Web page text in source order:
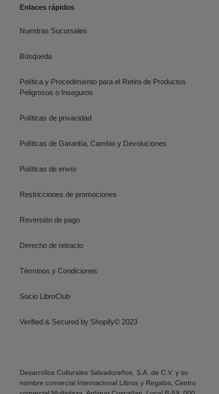
Enlaces rápidos
Nuestras Sucursales
Búsqueda
Política y Procedimiento para el Retiro de Productos
Peligrosos o Inseguros
Políticas de privacidad
Políticas de Garantía, Cambio y Devoluciones
Políticas de envío
Restricciones de promociones
Reversión de pago
Derecho de retracto
Términos y Condiciones
Socio LibroClub
Verified & Secured by Shopify© 2023
Desarrollos Culturales Salvadoreños, S.A. de C.V. y su
nombre comercial Internacional Libros y Regalos, Centro